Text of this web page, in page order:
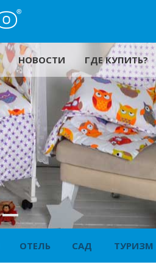
НОВОСТИ ГДЕ КУПИТЬ?
ОТЕЛЬ САД ТУРИЗМ